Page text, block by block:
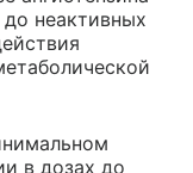
неактивных
в дозах до